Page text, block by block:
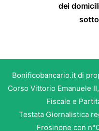
dei
Bonificobancario.it di
Corso Vittorio Emanuele
Fiscale e
Testata Giornalistica
Frosinone con